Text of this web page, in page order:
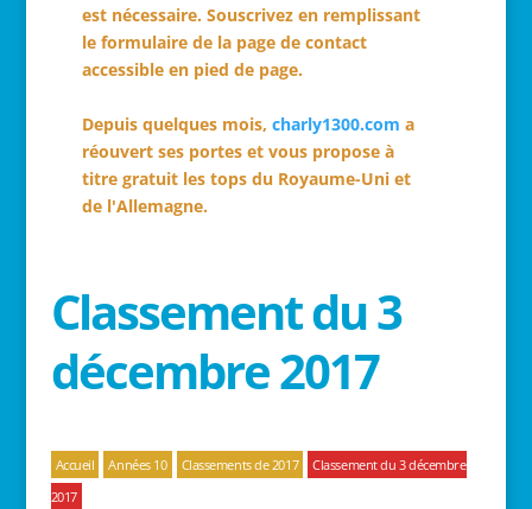
est nécessaire. Souscrivez en remplissant
le formulaire de la page de contact
accessible en pied de page.
Depuis quelques mois, charly1300.com a
réouvert ses portes et vous propose à
titre gratuit les tops du Royaume-Uni et
de l'Allemagne.
Classement du 3
décembre 2017
Accueil Années 10 Classements de 2017
Classement du 3 décembre
2017